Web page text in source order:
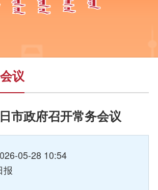
议
市政府召开常务会议
05-28 10:54
报